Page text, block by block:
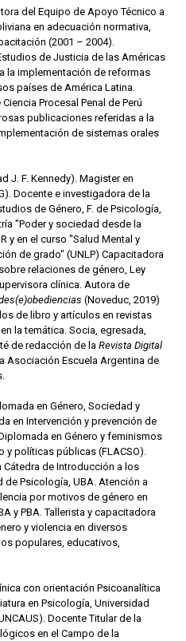
del Equipo de Apoyo Técnico a
en adecuación normativa,
(2001 – 2004).
de Justicia de las Américas
la implementación de reformas
países de América Latina.
Procesal Penal de Perú
publicaciones referidas a la
de sistemas orales
J. F. Kennedy). Magister en
Docente e investigadora de la
de Género, F. de Psicología,
"Poder y sociedad desde la
y en el curso "Salud Mental y
de grado" (UNLP) Capacitadora
relaciones de género, Ley
clínica. Autora de
(Noveduc, 2019)
de libro y artículos en revistas
la temática. Socia, egresada,
de redacción de laRevista Digital
Asociación Escuela Argentina de
en Género, Sociedad y
en Intervención y prevención de
en Género y feminismos
y políticas públicas (FLACSO).
Cátedra de Introducción a los
de Psicología, UBA. Atención a
por motivos de género en
y PBA. Tallerista y capacitadora
y violencia en diversos
populares, educativos,
con orientación Psicoanalítica
en Psicología, Universidad
Docente Titular de la
en el Campo de la